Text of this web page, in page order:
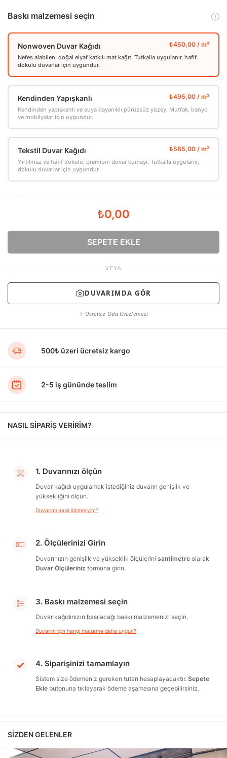
Baskı malzemesi seçin
Nonwoven Duvar Kağıdı
Nefes alabilen, doğal elyaf katkılı mat kağıt. Tutkalla uygulanır, hafif
dokulu duvarlar için uygundur.
Kendinden Yapışkanlı
Kendinden yapışkanlı ve suya dayanıklı pürüzsüz yüzey. Mutfak, banyo
ve mobilyalar için uygundur.
Tekstil Duvar Kağıdı
Yırtılmaz ve hafif dokulu, premium duvar kumaşı. Tutkalla uygulanır,
dokulu duvarlar için uygundur.
₺0,00
SEPETE EKLE
VEYA
DUVARIMDA GÖR
✨ Ücretsiz Oda Önizlemesi
500₺ üzeri ücretsiz kargo
2-5 iş gününde teslim
NASIL SİPARİŞ VERİRİM?
1. Duvarınızı ölçün
Duvar kağıdı uygulamak istediğiniz duvarın genişlik ve
yüksekliğini ölçün.
Duvarımı nasıl ölçmeliyim?
2. Ölçülerinizi Girin
Duvarınızın genişlik ve yükseklik ölçülerini santimetre olarak
Duvar Ölçüleriniz formuna girin.
3. Baskı malzemesi seçin
Duvar kağıdınızın basılacağı baskı malzemenizi seçin.
Duvarım için hangi malzeme daha uygun?
4. Siparişinizi tamamlayın
Sistem size ödemeniz gereken tutarı hesaplayacaktır. Sepete
Ekle butonuna tıklayarak ödeme aşamasına geçebilirsiniz.
SIZDEN GELENLER